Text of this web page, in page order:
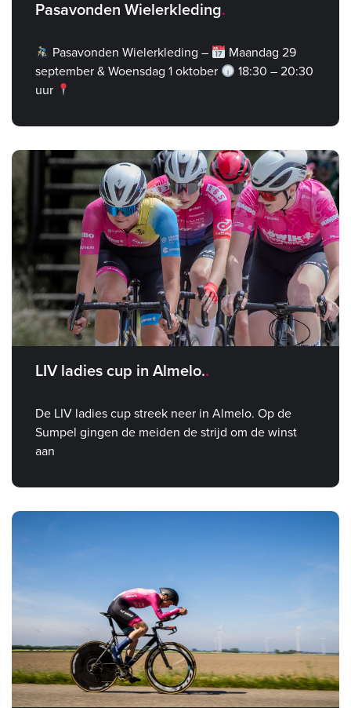
Pasavonden Wielerkleding
Pasavonden Wielerkleding –
Maandag 29
september & Woensdag 1 oktober
18:30 – 20:30
uur
LIV ladies cup in Almelo.
De LIV ladies cup streek neer in Almelo. Op de
Sumpel gingen de meiden de strijd om de winst
aan